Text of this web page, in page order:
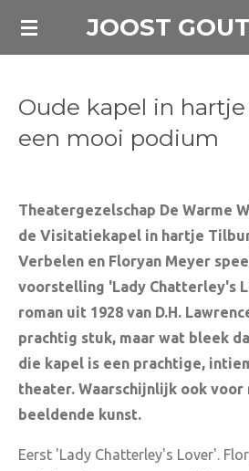
Ga
de
JOOST
Oude kapel in
een mooi podium
Theatergezelschap De Warme
de Visitatiekapel in hartje
Verbelen en Floryan Meyer
voorstelling 'Lady Chatterley's
roman uit 1928 van D.H.
prachtig stuk, maar wat bleek
die kapel is een prachtige,
theater. Waarschijnlijk ook voor
beeldende kunst.
Eerst 'Lady Chatterley's Lover'.